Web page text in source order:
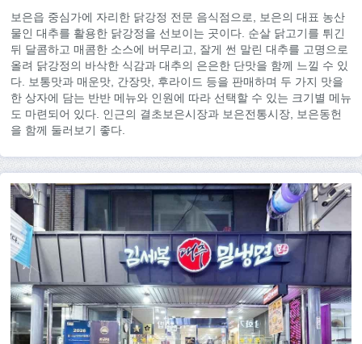
보은읍 중심가에 자리한 닭강정 전문 음식점으로, 보은의 대표 농산
물인 대추를 활용한 닭강정을 선보이는 곳이다. 순살 닭고기를 튀긴
뒤 달콤하고 매콤한 소스에 버무리고, 잘게 썬 말린 대추를 고명으로
올려 닭강정의 바삭한 식감과 대추의 은은한 단맛을 함께 느낄 수 있
다. 보통맛과 매운맛, 간장맛, 후라이드 등을 판매하며 두 가지 맛을
한 상자에 담는 반반 메뉴와 인원에 따라 선택할 수 있는 크기별 메뉴
도 마련되어 있다. 인근의 결초보은시장과 보은전통시장, 보은동헌
을 함께 둘러보기 좋다.